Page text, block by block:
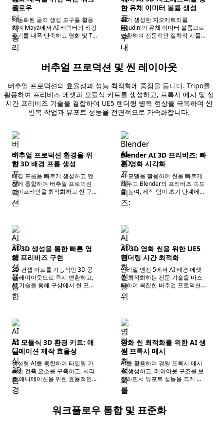
플로우
자동화된 골격 생성 도구를 활용
하여 Maya에서 AI 캐릭터의 리깅
주기를 대폭 단축하고 영화 및 TV
제작의 에셋 준비 단계를 가속화
합니다.
한 유체 이미터 볼륨 생성
AI가 생성한 지오메트리를
Houdini의 유체 이미터 볼륨으로
변환하여 전문적인 절차적 시뮬
레이션을 위한 효율적인 기본 에
셋을 제공합니다.
버추얼 프로덕션 및 씬 레이아웃
버추얼 프로덕션의 효율성과 성능 최적화에 중점을 둡니다. Tripo를
활용하여 프리비즈 에셋과 모듈식 키트를 생성하고, 프록시 메시 및 실
시간 프리비즈 기술을 결합하여 UE5 렌더링 병목 현상을 극복하며 씬
반복 작업과 뷰포트 성능을 전면적으로 가속화합니다.
버추얼 프로덕션 환경을 위
한 3D 배경 프롭 생성
배경 프롭을 빠르게 생성하고 엔
진에 통합하여 버추얼 프로덕션
파이프라인을 최적화하고 씬 구
축의 효율성과 유연성을 크게 향
상시킵니다.
Blender AI 3D 프리비즈: 빠
른 영화 시각화
AI 모델을 활용하여 씬을 빠르게
채우고 Blender의 프리비즈 속도
를 높여, 제작 팀이 초기 단계에서
정밀한 씬 스토리보드와 시각적
최적화를 구현할 수 있도록 지원
AI 3D 생성을 통한 빠른 영
화 프리비즈 구현
2D 컨셉 아트를 기능적인 3D 공
간 레이아웃으로 즉시 변환하고,
AI 기술을 통해 구상에서 씬 프리
비즈까지의 변환 주기를 단축합
니다.
AI 3D 영화 씬을 위한 UE5
렌더링 시간 최적화
언리얼 엔진 5에서 AI 배경 에셋
을 최적화하는 전문 기술을 마스
터하여 복잡한 버추얼 프로덕션
환경에서 안정적인 실시간 프레
임 속도를 유지하도록 보장합니
AI 모듈식 3D 환경 키트: 애
니메이션 제작 효율성
생성형 AI를 통합하여 타일링 가
능한 건축 요소를 구축하고, 시리
즈 애니메이션을 위한 효율적인
모듈식 환경 솔루션을 제공하여
조립 효율성을 대폭 향상시킵니
영화 씬 최적화를 위한 AI 생
성 프록시 메시
AI를 활용하여 경량 프록시 메시
를 생성하고, 레이아웃 구조를 보
장하면서 뷰포트 성능을 크게 향
상시켜 프로덕션 프로세스의 프
리비즈 단계를 가속화합니다.
워크플로우 통합 및 표준화